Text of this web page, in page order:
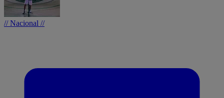
// Nacional //